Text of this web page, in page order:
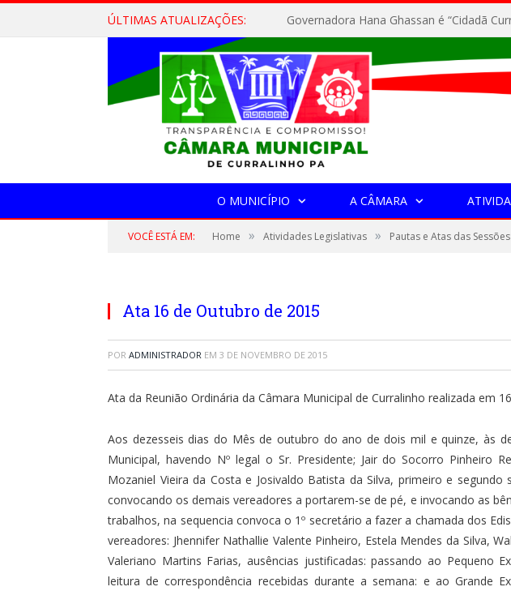
ÚLTIMAS ATUALIZAÇÕES: Governadora Hana Ghassan é “Cidadã
O MUNICÍPIO A CÂMARA
VOCÊ ESTÁ EM: Home » Atividades Legislativas » Pautas e Atas das Sessões
Ata 16 de Outubro de 2015
POR ADMINISTRADOR EM 3 DE NOVEMBRO DE 2015
Ata da Reunião Ordinária da Câmara Municipal de Curralinho realizada em
Aos dezesseis dias do Mês de outubro do ano de dois mil e quinze, às
Municipal, havendo Nº legal o Sr. Presidente; Jair do Socorro Pinheiro
Mozaniel Vieira da Costa e Josivaldo Batista da Silva, primeiro e segundo
convocando os demais vereadores a portarem-se de pé, e invocando as
trabalhos, na sequencia convoca o 1º secretário a fazer a chamada dos
vereadores: Jhennifer Nathallie Valente Pinheiro, Estela Mendes da Silva,
Valeriano Martins Farias, ausências justificadas: passando ao Pequeno
leitura de correspondência recebidas durante a semana: e ao Grande